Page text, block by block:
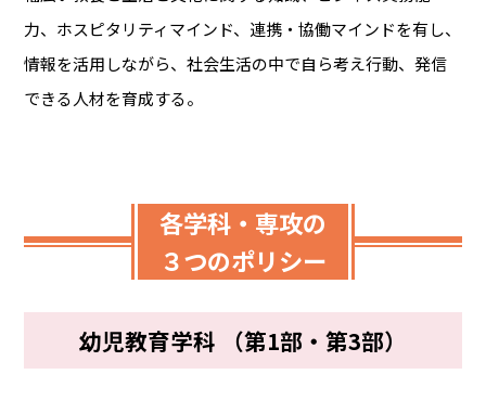
力、ホスピタリティマインド、連携・協働マインドを有し、
情報を活用しながら、社会生活の中で自ら考え行動、発信
できる人材を育成する。
各学科・専攻の
３つのポリシー
幼児教育学科 （第1部・第3部）